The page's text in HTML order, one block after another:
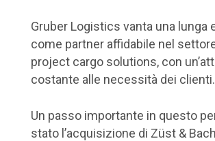
Gruber Logistics vanta una lunga
come partner affidabile nel
project cargo solutions, con
costante alle necessità dei clienti.
Un passo importante in questo
stato l’acquisizione di Züst &